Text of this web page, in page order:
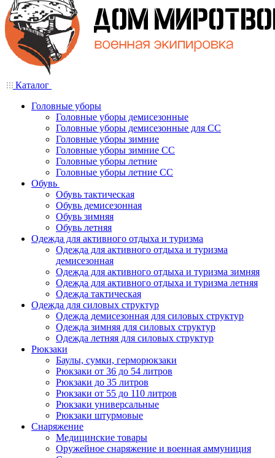
Каталог
Головные уборы
Головные уборы демисезонные
Головные уборы демисезонные для СС
Головные уборы зимние
Головные уборы зимние СС
Головные уборы летние
Головные уборы летние СС
Обувь
Обувь тактическая
Обувь демисезонная
Обувь зимняя
Обувь летняя
Одежда для активного отдыха и туризма
Одежда для активного отдыха и туризма
демисезонная
Одежда для активного отдыха и туризма зимняя
Одежда для активного отдыха и туризма летняя
Одежда тактическая
Одежда для силовых структур
Одежда демисезонная для силовых структур
Одежда зимняя для силовых структур
Одежда летняя для силовых структур
Рюкзаки
Баулы, сумки, герморюкзаки
Рюкзаки от 36 до 54 литров
Рюкзаки до 35 литров
Рюкзаки от 55 до 110 литров
Рюкзаки универсальные
Рюкзаки штурмовые
Снаряжение
Медицинские товары
Оружейное снаряжение и военная аммуниция